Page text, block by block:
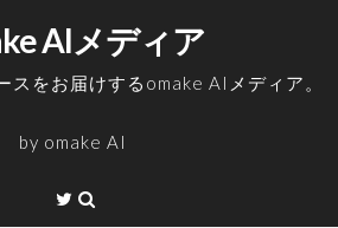
AIメディア
スをお届けするomake AIメディア。
by omake AI
Twitter